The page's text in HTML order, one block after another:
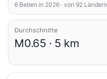
6 Beben in 2026 · von 92 Ländern
Durchschnitte
M0.65 · 5 km